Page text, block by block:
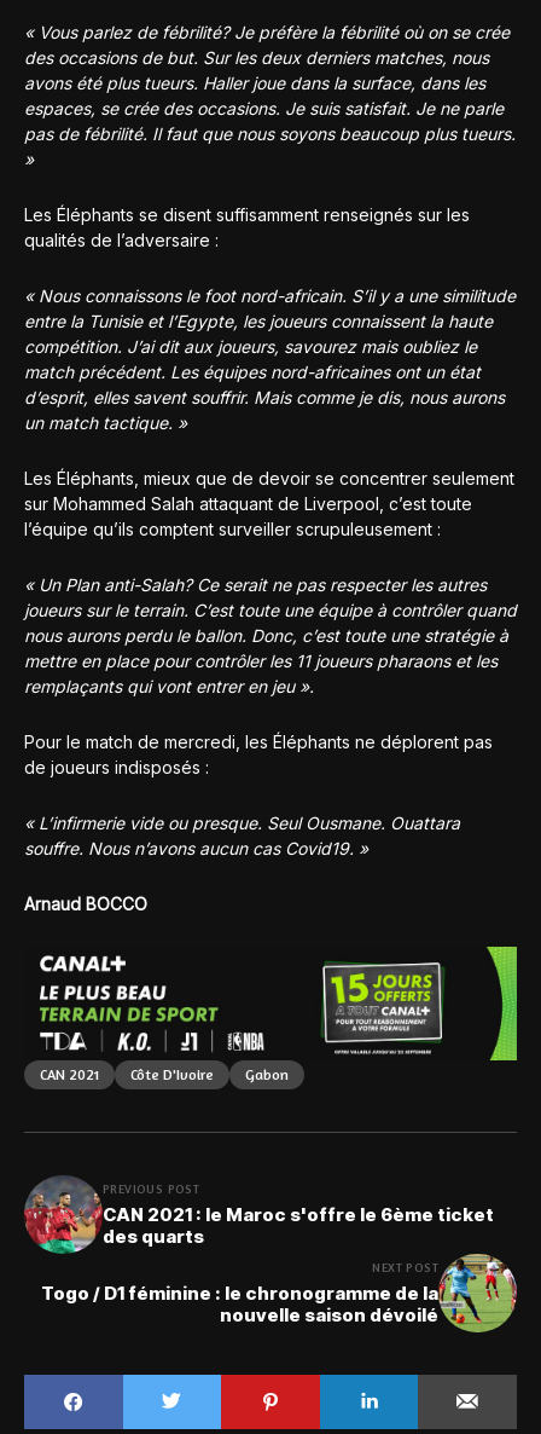
« Vous parlez de fébrilité? Je préfère la fébrilité où on se crée
des occasions de but. Sur les deux derniers matches, nous
avons été plus tueurs. Haller joue dans la surface, dans les
espaces, se crée des occasions. Je suis satisfait. Je ne parle
pas de fébrilité. Il faut que nous soyons beaucoup plus tueurs.
»
Les Éléphants se disent suffisamment renseignés sur les
qualités de l’adversaire :
« Nous connaissons le foot nord-africain. S’il y a une similitude
entre la Tunisie et l’Egypte, les joueurs connaissent la haute
compétition. J’ai dit aux joueurs, savourez mais oubliez le
match précédent. Les équipes nord-africaines ont un état
d’esprit, elles savent souffrir. Mais comme je dis, nous aurons
un match tactique. »
Les Éléphants, mieux que de devoir se concentrer seulement
sur Mohammed Salah attaquant de Liverpool, c’est toute
l’équipe qu’ils comptent surveiller scrupuleusement :
« Un Plan anti-Salah? Ce serait ne pas respecter les autres
joueurs sur le terrain. C’est toute une équipe à contrôler quand
nous aurons perdu le ballon. Donc, c’est toute une stratégie à
mettre en place pour contrôler les 11 joueurs pharaons et les
remplaçants qui vont entrer en jeu ».
Pour le match de mercredi, les Éléphants ne déplorent pas
de joueurs indisposés :
« L’infirmerie vide ou presque. Seul Ousmane. Ouattara
souffre. Nous n’avons aucun cas Covid19. »
Arnaud BOCCO
CAN 2021 Côte D'Ivoire Gabon
PREVIOUS POST
CAN 2021 : le Maroc s'offre le 6ème ticket
des quarts
NEXT POST
Togo / D1 féminine : le chronogramme de la
nouvelle saison dévoilé